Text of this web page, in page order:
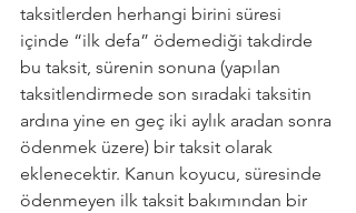
taksitlerden herhangi birini süresi
içinde “ilk defa” ödemediği takdirde
bu taksit, sürenin sonuna (yapılan
taksitlendirmede son sıradaki taksitin
ardına yine en geç iki aylık aradan sonra
ödenmek üzere) bir taksit olarak
eklenecektir. Kanun koyucu, süresinde
ödenmeyen ilk taksit bakımından bir